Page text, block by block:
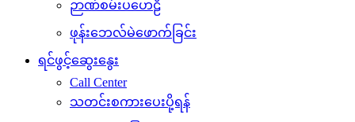
ဉာဏ်စမ်းပဟေဠိ
ဖုန်းဘေလ်မဲဖောက်ခြင်း
ရင်ဖွင့်ဆွေးနွေး
Call Center
သတင်းစကားပေးပို့ရန်